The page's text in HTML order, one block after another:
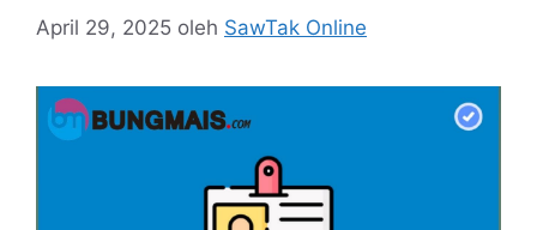
April 29, 2025 oleh SawTak Online